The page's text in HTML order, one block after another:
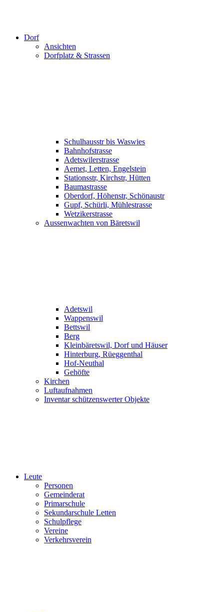
Dorf
Ansichten
Dorfplatz & Strassen
Schulhausstr bis Waswies
Bahnhofstrasse
Adetswilerstrasse
Aemet, Letten, Engelstein
Stationsstr, Kirchstr, Hütten
Baumastrasse
Oberdorf, Höhenstr, Schönaustr
Gupf, Schürli, Mühlestrasse
Wetzikerstrasse
Aussenwachten von Bäretswil
Adetswil
Wappenswil
Bettswil
Berg
Kleinbäretswil, Dorf und Häuser
Hinterburg, Rüeggenthal
Hof-Neuthal
Gehöfte
Kirchen
Luftaufnahmen
Inventar schützenswerter Objekte
Leute
Personen
Gemeinderat
Primarschule
Sekundarschule Letten
Schulpflege
Vereine
Verkehrsverein